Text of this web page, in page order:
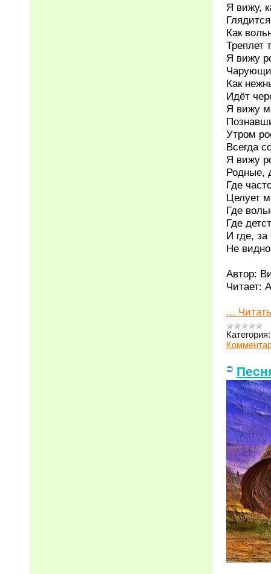
Я вижу,
Как
Треплет
Я вижу
Как
Идёт
Я вижу
Утром
Всегда
Я вижу
Родные,
Где
Целует
Где
Где
И где,
Не
Автор:
Читает:
...
Категория: